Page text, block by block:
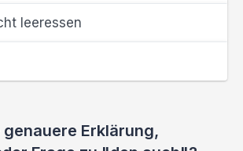
leeressen
genauere Erklärung,